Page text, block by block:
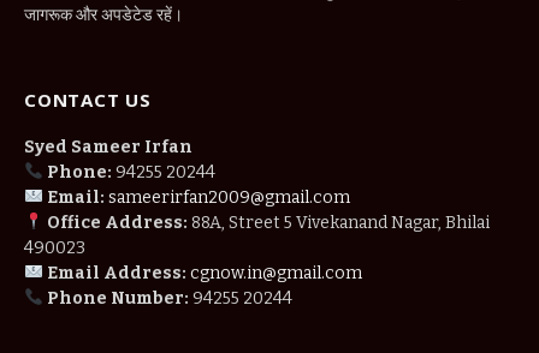
जागरूक और अपडेटेड रहें।
CONTACT US
Syed Sameer Irfan
Phone: 94255 20244
Email: sameerirfan2009@gmail.com
Office Address: 88A, Street 5 Vivekanand Nagar, Bhilai
490023
Email Address: cgnow.in@gmail.com
Phone Number: 94255 20244